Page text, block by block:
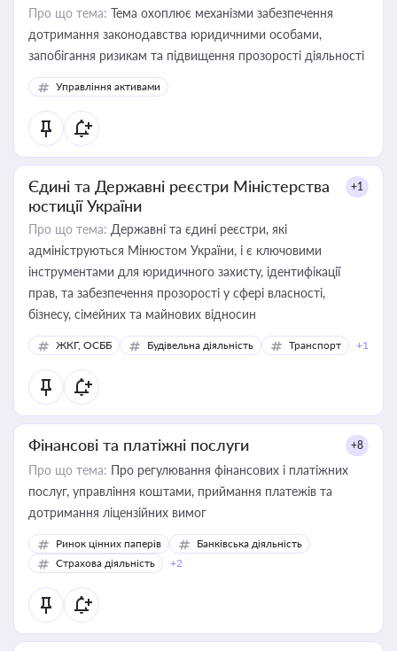
Про що тема: Тема охоплює механізми забезпечення
дотримання законодавства юридичними особами,
запобігання ризикам та підвищення прозорості діяльності
Управління активами
Єдині та Державні реєстри Міністерства
юстиції України
+1
Про що тема: Державні та єдині реєстри, які
адмініструються Мінюстом України, і є ключовими
інструментами для юридичного захисту, ідентифікації
прав, та забезпечення прозорості у сфері власності,
бізнесу, сімейних та майнових відносин
ЖКГ, ОСББ Будівельна діяльність Транспорт +1
Фінансові та платіжні послуги +8
Про що тема: Про регулювання фінансових і платіжних
послуг, управління коштами, приймання платежів та
дотримання ліцензійних вимог
Ринок цінних паперів
Банківська діяльність
Страхова діяльність
+2